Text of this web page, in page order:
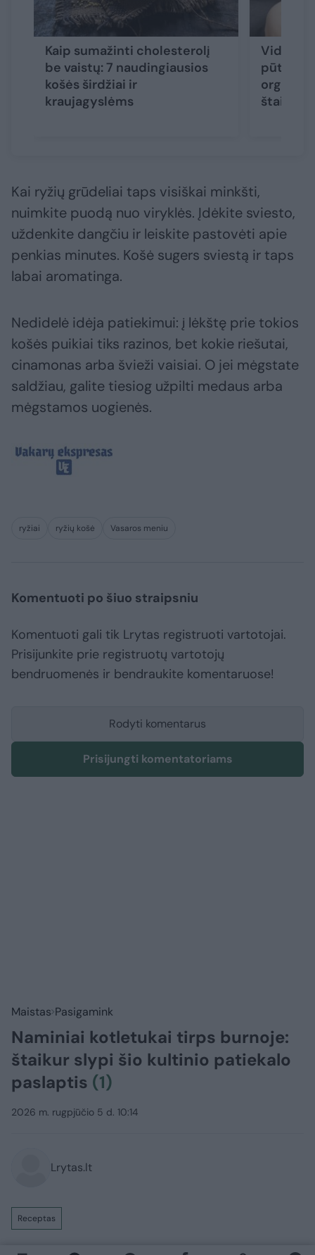
Kaip sumažinti cholesterolį
be vaistų: 7 naudingiausios
košės širdžiai ir
kraujagyslėms
Vidurių
štai, ko
Kai ryžių grūdeliai taps visiškai minkšti,
nuimkite puodą nuo viryklės. Įdėkite sviesto,
uždenkite dangčiu ir leiskite pastovėti apie
penkias minutes. Košė sugers sviestą ir taps
labai aromatinga.
Nedidelė idėja patiekimui: į lėkštę prie tokios
košės puikiai tiks razinos, bet kokie riešutai,
cinamonas arba švieži vaisiai. O jei mėgstate
saldžiau, galite tiesiog užpilti medaus arba
mėgstamos uogienės.
ryžiai ryžių košė Vasaros meniu
Komentuoti po šiuo straipsniu
Komentuoti gali tik Lrytas registruoti vartotojai.
Prisijunkite prie registruotų vartotojų
bendruomenės ir bendraukite komentaruose!
Rodyti komentarus
Prisijungti komentatoriams
Maistas Pasigamink
Naminiai kotletukai tirps burnoje:
štaikur slypi šio kultinio patiekalo
paslaptis (1)
2026 m. rugpjūčio 5 d. 10:14
Lrytas.lt
Receptas